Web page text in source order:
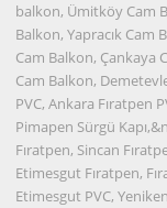
balkon, Ümitköy Cam
Balkon, Yapracık
Cam Balkon, Çankaya
Cam Balkon,
PVC, Ankara Fıratpen
Pimapen Sürgü
Fıratpen, Sincan
Etimesgut Fıratpen,
Etimesgut PVC,